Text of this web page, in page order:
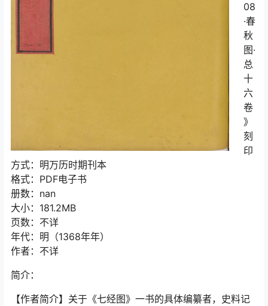
08
·春
秋
图·
总
十
六
卷
》
刻
印
方式：明万历时期刊本
格式：PDF电子书
册数：nan
大小：181.2MB
页数：不详
年代：明（1368年年）
作者：不详
简介：
【作者简介】关于《七经图》一书的具体编纂者，史料记